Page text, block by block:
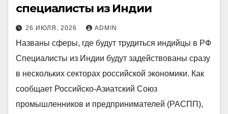
специалисты из Индии
26 ИЮЛЯ, 2026 ADMIN
Названы сферы, где будут трудиться индийцы в РФ
Специалисты из Индии будут задействованы сразу
в нескольких секторах российской экономики. Как
сообщает Российско-Азиатский Союз
промышленников и предпринимателей (РАСПП),